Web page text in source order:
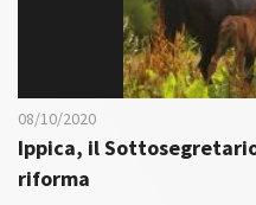
08/10/2020
Ippica, il
riforma